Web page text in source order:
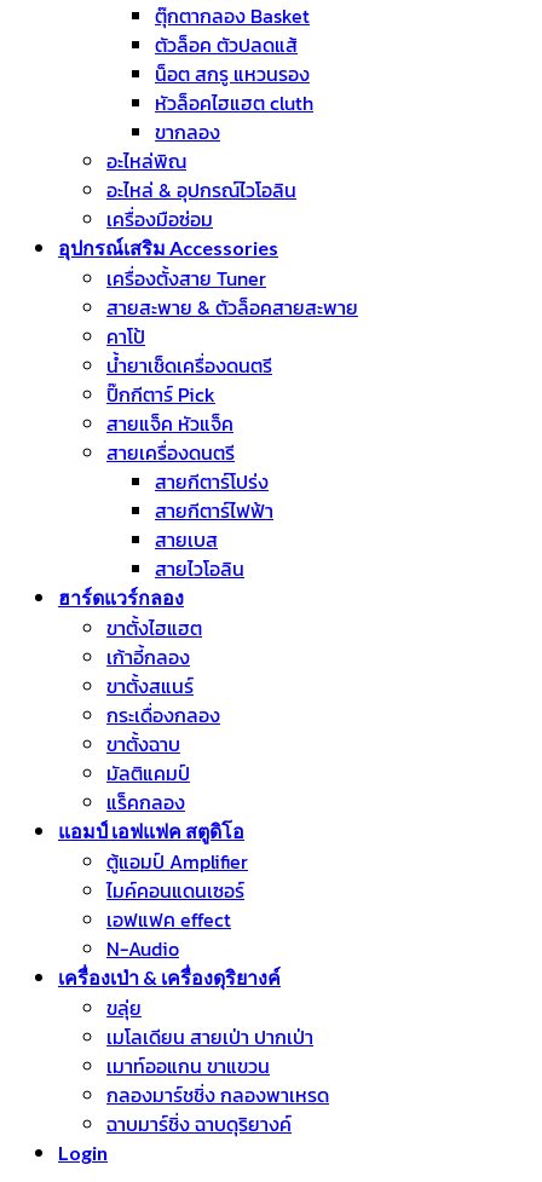
ตุ๊กตากลอง Basket
ตัวล็อค ตัวปลดแส้
น็อต สกรู แหวนรอง
หัวล็อคไฮแฮต cluth
ขากลอง
อะไหล่พิณ
อะไหล่ & อุปกรณ์ไวโอลิน
เครื่องมือซ่อม
อุปกรณ์เสริม Accessories
เครื่องตั้งสาย Tuner
สายสะพาย & ตัวล็อคสายสะพาย
คาโป้
น้ำยาเช็ดเครื่องดนตรี
ปิ๊กกีตาร์ Pick
สายแจ็ค หัวแจ็ค
สายเครื่องดนตรี
สายกีตาร์โปร่ง
สายกีตาร์ไฟฟ้า
สายเบส
สายไวโอลิน
ฮาร์ดแวร์กลอง
ขาตั้งไฮแฮต
เก้าอี้กลอง
ขาตั้งสแนร์
กระเดื่องกลอง
ขาตั้งฉาบ
มัลติแคมป์
แร็คกลอง
แอมป์ เอฟแฟค สตูดิโอ
ตู้แอมป์ Amplifier
ไมค์คอนแดนเซอร์
เอฟแฟค effect
N-Audio
เครื่องเป่า & เครื่องดุริยางค์
ขลุ่ย
เมโลเดียน สายเป่า ปากเป่า
เมาท์ออแกน ขาแขวน
กลองมาร์ชชิ่ง กลองพาเหรด
ฉาบมาร์ชิ่ง ฉาบดุริยางค์
Login